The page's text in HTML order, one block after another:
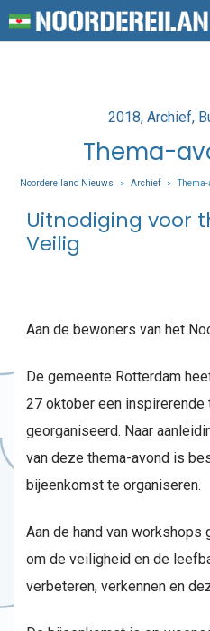
Posted
2018 Archief
Thema-
Noordereiland Nieuws > Archief >
Uitnodiging voor
Veilig
Aan de bewoners van het
De gemeente Rotterdam
27 oktober een
georganiseerd. Naar
van deze thema-avond is
bijeenkomst te organiseren.
Aan de hand van workshops
om de veiligheid en de
verbeteren, verkennen en